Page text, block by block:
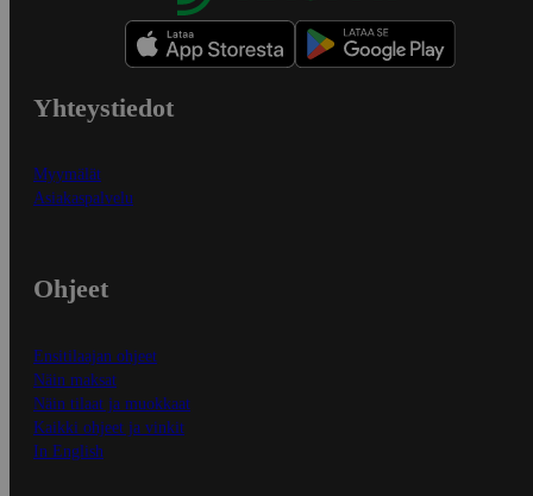
Yhteystiedot
Myymälät
Asiakaspalvelu
Ohjeet
Ensitilaajan ohjeet
Näin maksat
Näin tilaat ja muokkaat
Kaikki ohjeet ja vinkit
In English